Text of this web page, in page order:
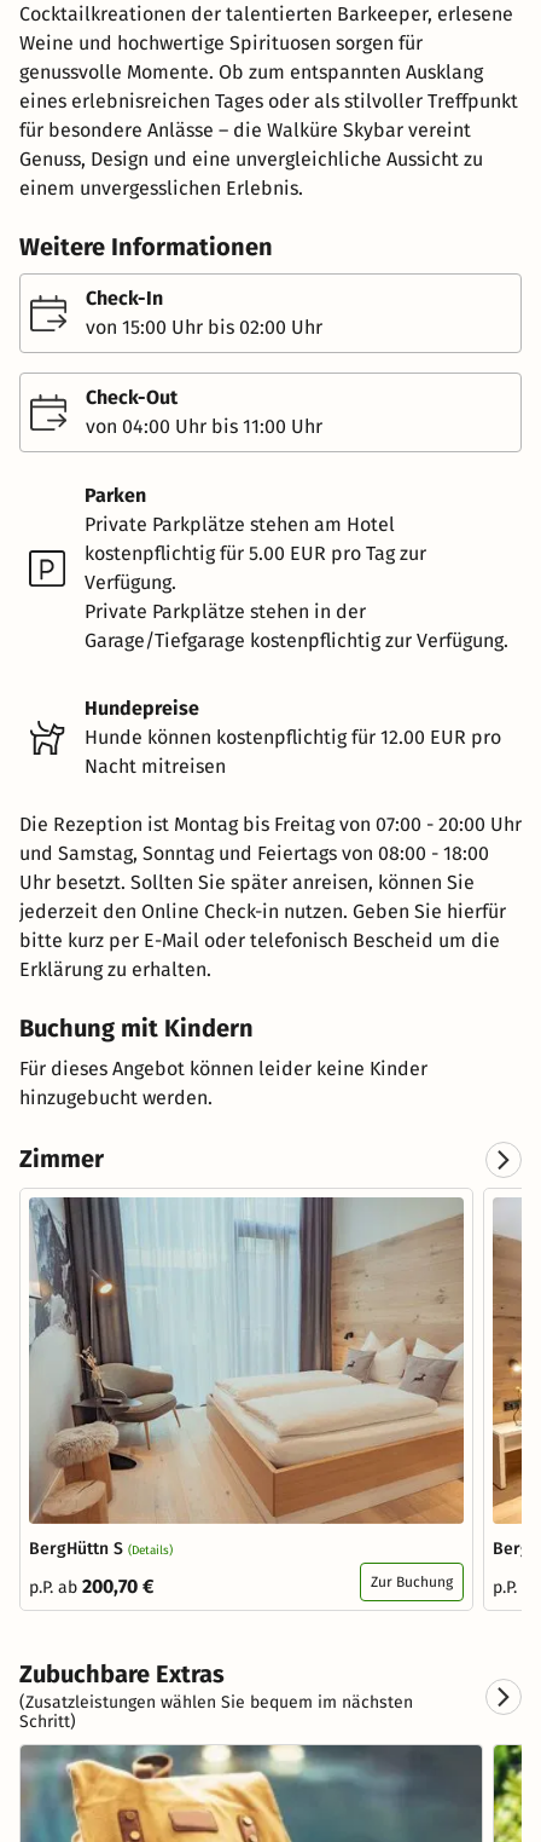
Cocktailkreationen der talentierten Barkeeper, erlesene
Weine und hochwertige Spirituosen sorgen für
genussvolle Momente. Ob zum entspannten Ausklang
eines erlebnisreichen Tages oder als stilvoller Treffpunkt
für besondere Anlässe – die Walküre Skybar vereint
Genuss, Design und eine unvergleichliche Aussicht zu
einem unvergesslichen Erlebnis.
Weitere Informationen
Check-In
von 15:00 Uhr bis 02:00 Uhr
Check-Out
von 04:00 Uhr bis 11:00 Uhr
Parken
Private Parkplätze stehen am Hotel
kostenpflichtig für 5.00 EUR pro Tag zur
Verfügung.
Private Parkplätze stehen in der
Garage/Tiefgarage kostenpflichtig zur Verfügung.
Hundepreise
Hunde können kostenpflichtig für 12.00 EUR pro
Nacht mitreisen
Die Rezeption ist Montag bis Freitag von 07:00 - 20:00 Uhr
und Samstag, Sonntag und Feiertags von 08:00 - 18:00
Uhr besetzt. Sollten Sie später anreisen, können Sie
jederzeit den Online Check-in nutzen. Geben Sie hierfür
bitte kurz per E-Mail oder telefonisch Bescheid um die
Erklärung zu erhalten.
Buchung mit Kindern
Für dieses Angebot können leider keine Kinder
hinzugebucht werden.
Zimmer
BergHüttn S (Details)
p.P. ab 200,70 € Zur Buchung
p.P.
Zubuchbare Extras
(Zusatzleistungen wählen Sie bequem im nächsten
Schritt)